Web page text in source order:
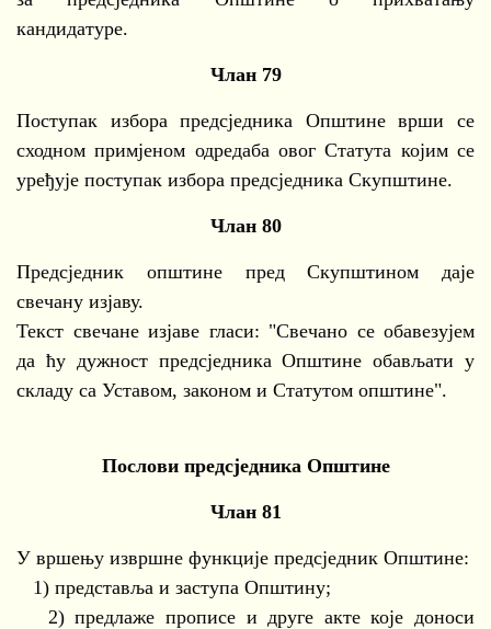
кандидатуре.
Члан 79
Поступак избора предсједника Општине врши се
сходном примјеном одредаба овог Статута којим се
уређује поступак избора предсједника Скупштине.
Члан 80
Предсједник општине пред Скупштином даје
свечану изјаву.
Текст свечане изјаве гласи: "Свечано се обавезујем
да ћу дужност предсједника Општине обављати у
складу са Уставом, законом и Статутом општине".
Послови предсједника Општине
Члан 81
У вршењу извршне функције предсједник Општине:
1) представља и заступа Општину;
2) предлаже прописе и друге акте које доноси